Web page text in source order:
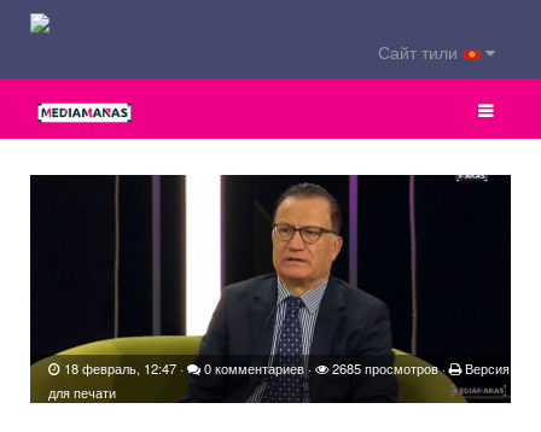
Сайт тили
18 февраль, 12:47 · 0 комментариев· 2685 просмотров ·
Версия
для печати